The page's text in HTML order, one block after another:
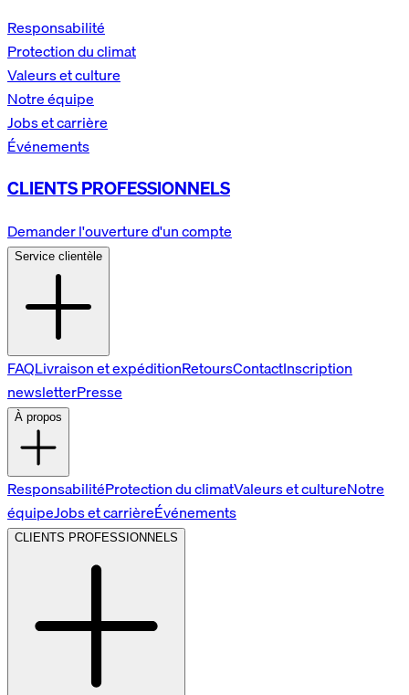
Responsabilité
Protection du climat
Valeurs et culture
Notre équipe
Jobs et carrière
Événements
CLIENTS PROFESSIONNELS
Demander l'ouverture d'un compte
Service clientèle
FAQLivraison et expéditionRetoursContactInscription
newsletterPresse
À propos
ResponsabilitéProtection du climatValeurs et cultureNotre
équipeJobs et carrièreÉvénements
CLIENTS PROFESSIONNELS